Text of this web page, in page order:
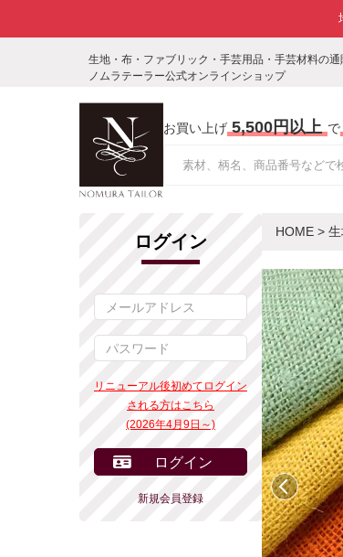
生地・布・ファブリック・手芸用品・手芸材料の通
ノムラテーラー公式オンラインショップ
お買い上げ 5,500円以上 で
ログイン
リニューアル後初めてログイン
される方はこちら
(2026年4月9日～)
ログイン
新規会員登録
HOME >
前へ